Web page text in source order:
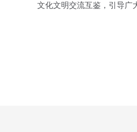
文化文明交流互鉴，引导广